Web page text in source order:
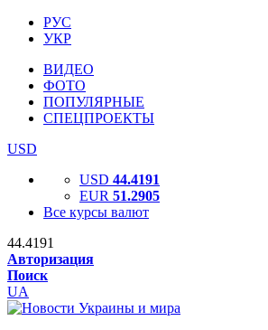
РУС
УКР
ВИДЕО
ФОТО
ПОПУЛЯРНЫЕ
СПЕЦПРОЕКТЫ
USD
USD 44.4191
EUR 51.2905
Все курсы валют
44.4191
Авторизация
Поиск
UA